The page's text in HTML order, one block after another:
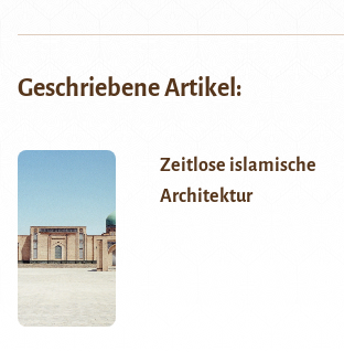
Geschriebene Artikel:
Zeitlose islamische
Architektur